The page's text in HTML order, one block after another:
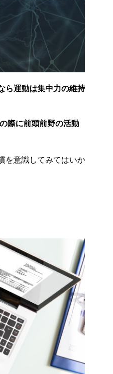
ら運動は集中力の維持
際に前頭前野の活動
を意識してみてはいか